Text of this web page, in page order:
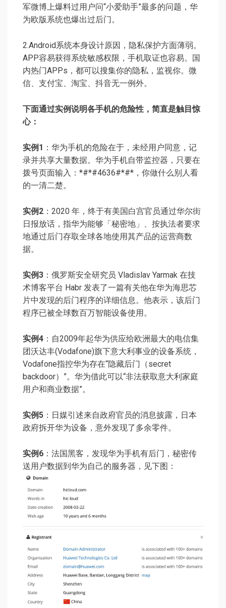
军微博上爆料过用户问“小爱助手”最多的问题，华
为欧版系统也爆出过后门。
2.Android系统本身设计原因，隐私保护方面薄弱。
APP容易获得系统敏感权限，手机取证也容易。国
内热门APPs，都可以搜集你的隐私，监视你。微
信、支付宝、淘宝、抖音无一例外。
下面通过实例说明各手机的危险性，简直是触目惊
心：
实例1 ：华为手机的危险在于，未经用户同意，记
录并共享大量数据。华为手机自带监控器，只要在
拨号页面输入：*#*#4636#*#*，你做什么别人看
的一清二楚。
实例2 ：2020 年，终于有美国白宫官员通过华尔街
日报放话，指华为能够「秘密地」、按执法者要求
地通过后门存取全球各地使用其产品的运营商数
据。
实例3 ：俄罗斯安全研究员 Vladislav Yarmak 在技
术博客平台 Habr 发表了一篇有关他在华为海思芯
片中发现的后门程序的详细信息。他表示，该后门
程序已被全球数百万智能设备使用。
实例4 ：自2009年起华为供应给欧洲最大的电信集
团沃达丰(Vodafone)旗下意大利事业的设备系统，
Vodafone指控华为存在“隐藏后门（secret
backdoor）”。华为借此可以“非法获取意大利家庭
用户和商业数据”。
实例5 ：日媒引述来自政府官员的消息披露，日本
政府拆开华为设备，意外发现了多余零件。
实例6 ：法国黑客，发现华为手机有后门，秘密传
送用户数据到华为自己的服务器，见下图：